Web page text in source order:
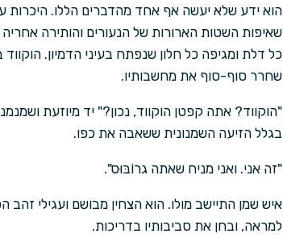
הוא ידע שלא יעשה אף אחד מהדברים הללו.
שאיפות השטות הארורות של הנעורים והותירה
כל דלת ומגיפה כל חלון שנפתח בעיני הדמיון.
שחרר סוף-סוף את מחשבותיו.
"הוקווד? אתה קפטן הוקווד, נכון?" יד מיוזעת
בגלל הזיעה השמנונית ששאבה את כפו.
"זה אני. ואני מניח שאתה גרוֹבּוּס".
איש שמן התיישב מולו. הוא הצחין מבושם ועגילי זהב
למראה, ובחן את סביבותיו בדריכות.